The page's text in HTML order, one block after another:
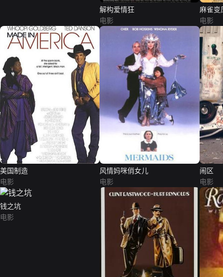
解构爱情狂
电影
麻雀变
电影
美国制造
电影
风情妈咪俏女儿
电影
闹区
电影
钱之坑
电影